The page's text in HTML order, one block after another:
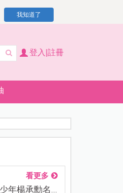
我知道了
登入|註冊
看更多
年楊承勳名...